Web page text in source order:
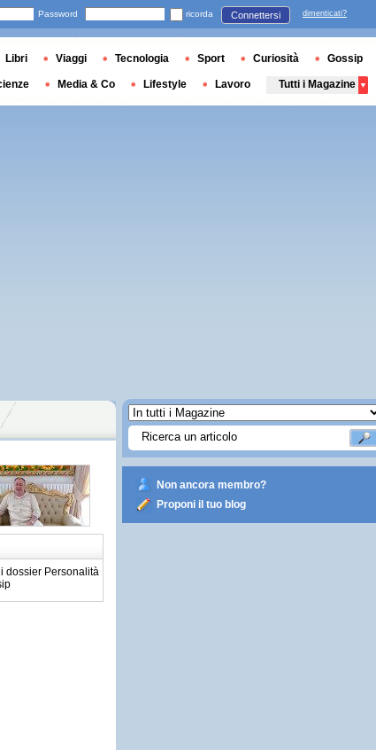
dossier Personalità
Non ancora membro?
Proponi il tuo blog
Password ricorda Connettersi dimenticati?
Libri Viaggi Tecnologia Sport Curiosità Gossip
Media & Co Lifestyle Lavoro Tutti i Magazine